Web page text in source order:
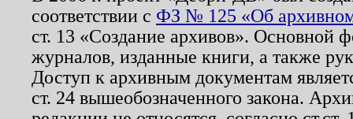
соответствии с ФЗ № 125 «Об
ст. 13 «Создание архивов». Основной
журналов, изданные книги, а также
Доступ к архивным документам
ст. 24 вышеобозначенного закона.